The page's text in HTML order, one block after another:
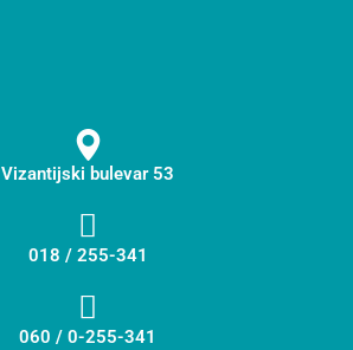
Vizantijski bulevar 53
018 / 255-341
060 / 0-255-341